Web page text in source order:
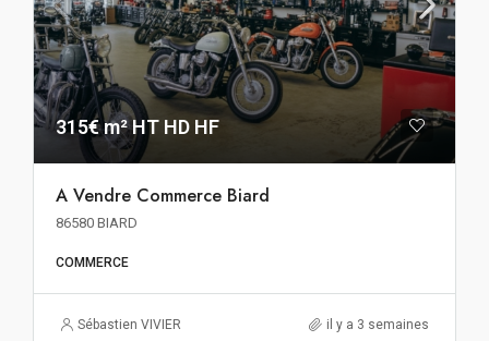
315€ m² HT HD HF
A Vendre Commerce Biard
86580 BIARD
COMMERCE
Sébastien VIVIER il y a 3 semaines